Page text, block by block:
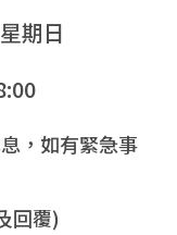
期日
如有緊急事
覆)